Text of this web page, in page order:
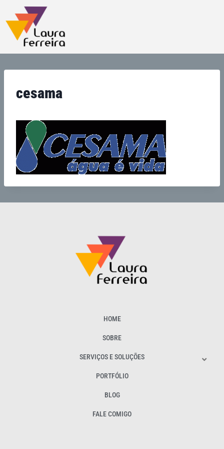
cesama
HOME
SOBRE
SERVIÇOS E SOLUÇÕES
PORTFÓLIO
BLOG
FALE COMIGO